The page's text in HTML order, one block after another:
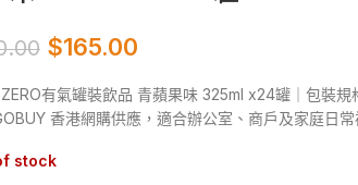
$165.00
有氣罐裝飲品 青蘋果味 325ml x24罐｜包裝
香港網購供應，適合辦公室、商戶及家庭日常
stock